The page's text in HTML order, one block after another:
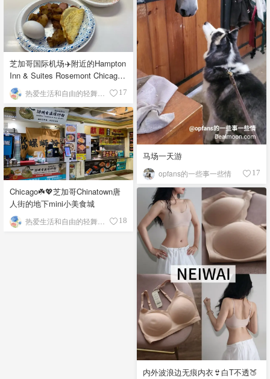
马场一天游
opfans的一些事一些情 17
芝加哥国际机场✈️附近的Hampton
Inn & Suites Rosemont Chicago
O'Hare自助早餐
17
Chicago☘️💖芝加哥Chinatown唐
人街的地下mini小美食城
18
内外波浪边无痕内衣👙白T不透🍑